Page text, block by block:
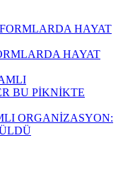
HAYAT
ORGANİZASYON: